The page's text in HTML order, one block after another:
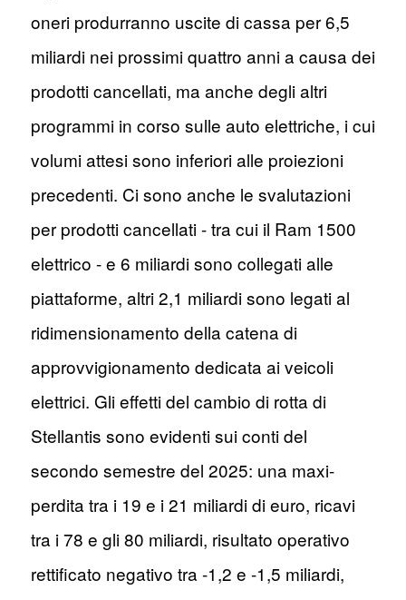
oneri produrranno uscite di cassa per 6,5
miliardi nei prossimi quattro anni a causa dei
prodotti cancellati, ma anche degli altri
programmi in corso sulle auto elettriche, i cui
volumi attesi sono inferiori alle proiezioni
precedenti. Ci sono anche le svalutazioni
per prodotti cancellati - tra cui il Ram 1500
elettrico - e 6 miliardi sono collegati alle
piattaforme, altri 2,1 miliardi sono legati al
ridimensionamento della catena di
approvvigionamento dedicata ai veicoli
elettrici. Gli effetti del cambio di rotta di
Stellantis sono evidenti sui conti del
secondo semestre del 2025: una maxi-
perdita tra i 19 e i 21 miliardi di euro, ricavi
tra i 78 e gli 80 miliardi, risultato operativo
rettificato negativo tra -1,2 e -1,5 miliardi,